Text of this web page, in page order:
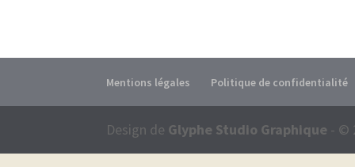
Mentions légales Politique de confidentialité
Design de Glyphe Studio Graphique - ©